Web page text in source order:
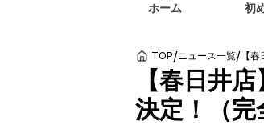
ホーム 初
初めての方へ
関東エリア
北海道エリア
お客様の声
葬儀の知識
会社を知る
北海道エリア
TOP/ニュース一覧/
【春日井
決定！（完